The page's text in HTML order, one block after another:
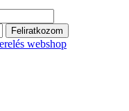
Feliratkozom